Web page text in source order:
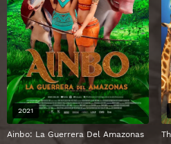
Ainbo: La Guerrera Del Amazonas
2021